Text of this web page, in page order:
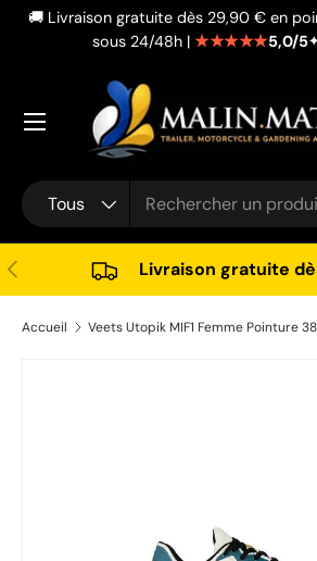
Aller au contenu
🚚 Livraison gratuite dès 29,90 € en
sous 24/48h | ★★★★★5,0/5
Recherche
Type de produit
Tous
Précédent Livraison gratuite
Accueil Veets Utopik MIF1 Femme Pointure